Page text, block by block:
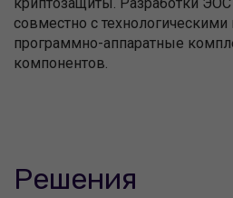
совместно с технологическими
программно-аппаратные
компонентов.
Решения